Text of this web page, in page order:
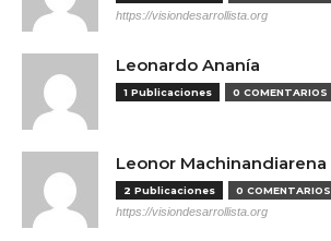
https://visiondesarrollista.org
Leonardo Ananía
1 Publicaciones 0 COMENTARIOS
Leonor Machinandiarena
2 Publicaciones 0 COMENTARIOS
https://visiondesarrollista.org